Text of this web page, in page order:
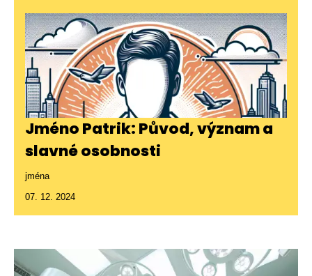
Jméno Patrik: Původ, význam a
slavné osobnosti
jména
07. 12. 2024